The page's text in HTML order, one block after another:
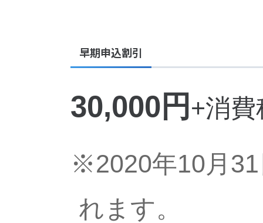
早期申込割引
30,000円 +消
※2020年10月
れます。